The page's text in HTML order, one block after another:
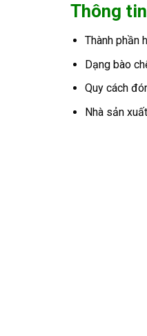
Thông
Thành phần
Dạng bào
Quy cách
Nhà sản